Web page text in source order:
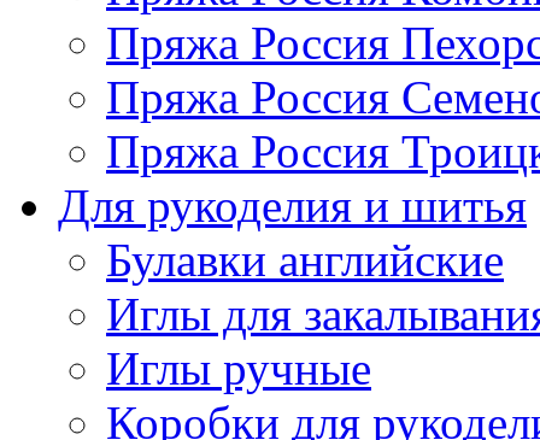
Пряжа Россия
Пряжа Россия
Пряжа Россия
Для рукоделия и шитья
Булавки английские
Иглы для
Иглы ручные
Коробки для